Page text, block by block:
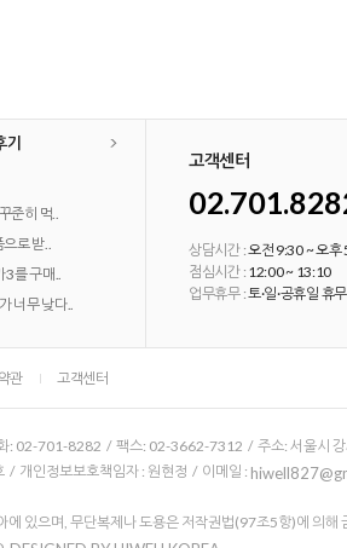
기
준히 먹..
로 받..
3를 구매..
너무 낮다..
고객센터
상담시간 :오전 9:30 ~ 오후
점심시간 : 12:00 ~ 13:10
업무휴무 :토·일·공휴일 휴무
관 고객센터
: 02-701-8282 / 팩스: 02-3662-7312 / 주소: 서울시
개인정보보호책임자 : 원현정 / 이메일 :
에 있으며, 무단복제나 도용은 저작권법(97조5항)에 의